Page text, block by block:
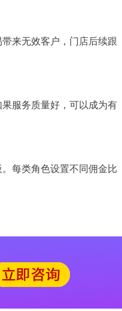
来无效客户，门店后续跟
服务质量好，可以成为有
每类角色设置不同佣金比